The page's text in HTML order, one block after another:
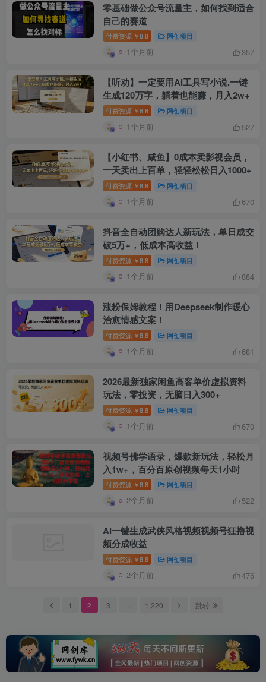
目
目
目
零基础做公众号流量主，如何找到适合
自己的赛道
付费资源 ￥8.8 网创项目
1个月前 357
【听劝】一定要用AI工具写小说,一键
生成120万字，躺着也能赚，月入2w+
付费资源 ￥8.8 网创项目
1个月前 527
【小红书、咸鱼】0成本卖影视会员，
一天卖出上百单，轻轻松松日入1000+
付费资源 ￥8.8 网创项目
1个月前 670
抖音全自动团购达人新玩法，单日成交
破5万+，低成本高收益！
付费资源 ￥8.8 网创项目
1个月前 884
涨粉保姆教程！用Deepseek制作暖心
治愈情感文案！
付费资源 ￥8.8 网创项目
1个月前 681
2026最新独家闲鱼高客单价虚拟资料
玩法，零投资，无脑日入300+
付费资源 ￥8.8 网创项目
1个月前 670
视频号佛学语录，爆款新玩法，轻松月
入1w+，百分百原创视频每天1小时
付费资源 ￥8.8 网创项目
2个月前 522
AI一键生成武侠风格视频视频号狂撸视
频分成收益
付费资源 ￥8.8 网创项目
2个月前 476
1 2 3 1,220 跳转